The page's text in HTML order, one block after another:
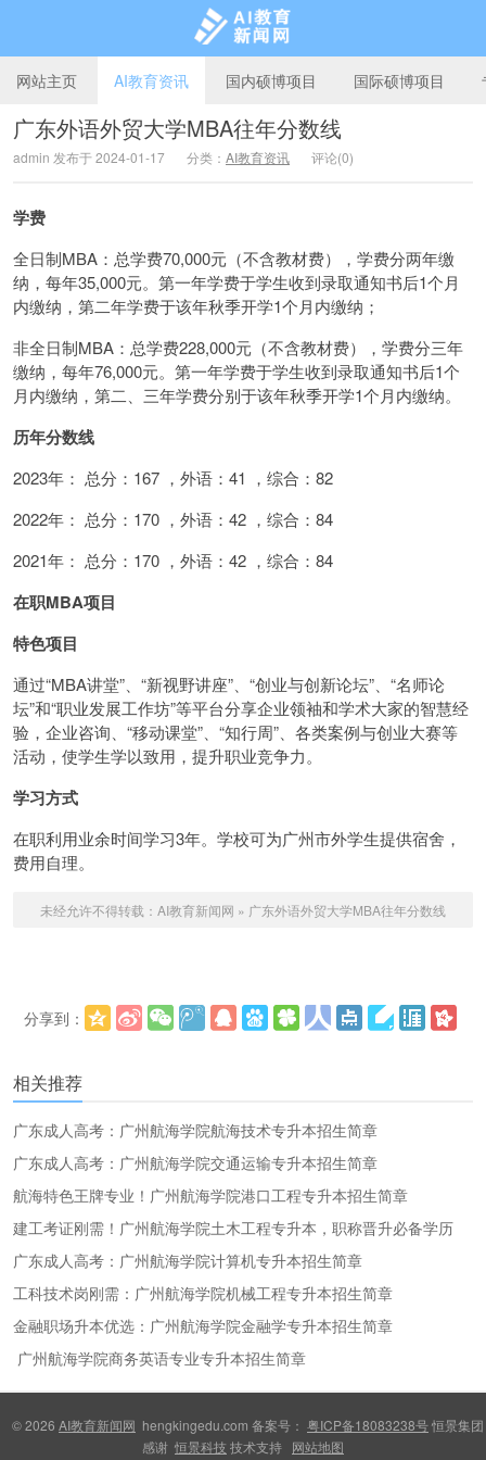
AI教育新闻网
网站主页 AI教育资讯 国内硕博项目 国际硕博项目
广东外语外贸大学MBA往年分数线
admin 发布于 2024-01-17 分类： AI教育资讯 评论(0)
学费
全日制MBA：总学费70,000元（不含教材费），学费分两年缴
纳，每年35,000元。第一年学费于学生收到录取通知书后1个月
内缴纳，第二年学费于该年秋季开学1个月内缴纳；
非全日制MBA：总学费228,000元（不含教材费），学费分三年
缴纳，每年76,000元。第一年学费于学生收到录取通知书后1个
月内缴纳，第二、三年学费分别于该年秋季开学1个月内缴纳。
历年分数线
2023年： 总分：167 ，外语：41 ，综合：82
2022年： 总分：170 ，外语：42 ，综合：84
2021年： 总分：170 ，外语：42 ，综合：84
在职MBA项目
特色项目
通过“MBA讲堂”、“新视野讲座”、“创业与创新论坛”、“名师论
坛”和“职业发展工作坊”等平台分享企业领袖和学术大家的智慧经
验，企业咨询、“移动课堂”、“知行周”、各类案例与创业大赛等
活动，使学生学以致用，提升职业竞争力。
学习方式
在职利用业余时间学习3年。学校可为广州市外学生提供宿舍，
费用自理。
未经允许不得转载： AI教育新闻网 » 广东外语外贸大学MBA往年分数线
分享到：
相关推荐
广东成人高考：广州航海学院航海技术专升本招生简章
广东成人高考：广州航海学院交通运输专升本招生简章
航海特色王牌专业！广州航海学院港口工程专升本招生简章
建工考证刚需！广州航海学院土木工程专升本，职称晋升必备学历
广东成人高考：广州航海学院计算机专升本招生简章
工科技术岗刚需：广州航海学院机械工程专升本招生简章
金融职场升本优选：广州航海学院金融学专升本招生简章
广州航海学院商务英语专业专升本招生简章
© 2026 AI教育新闻网 hengkingedu.com 备案号： 粤ICP备18083238号恒景集团
感谢 恒景科技 技术支持 网站地图